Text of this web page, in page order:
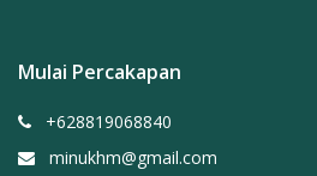
Mulai Percakapan
+628819068840
minukhm@gmail.com